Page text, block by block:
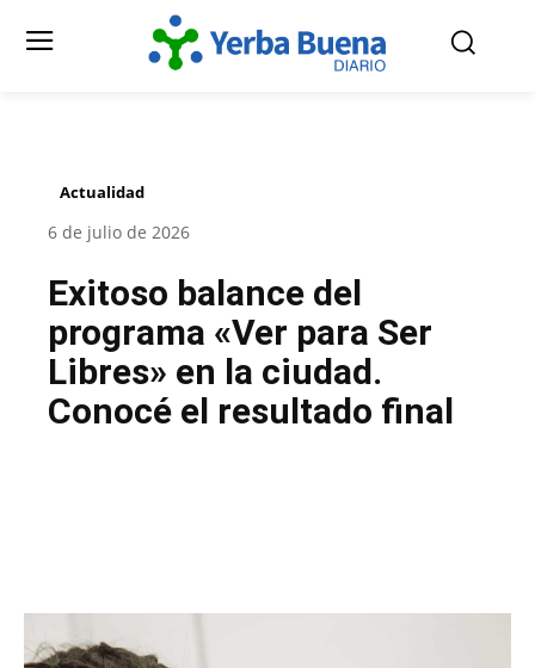
Actualidad
6 de julio de 2026
Exitoso balance del
programa «Ver para Ser
Libres» en la ciudad.
Conocé el resultado final